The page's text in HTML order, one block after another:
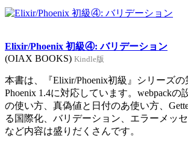
Elixir/Phoenix 初級④: バリデーション
(OIAX BOOKS) Kindle版
本書は、『Elixir/Phoenix初級』シリーズの
Phoenix 1.4に対応しています。webpackの
の使い方、真偽値と日付のあ使い方、
る国際化、バリデーション、エラーメッ
など内容は盛りだくさんです。